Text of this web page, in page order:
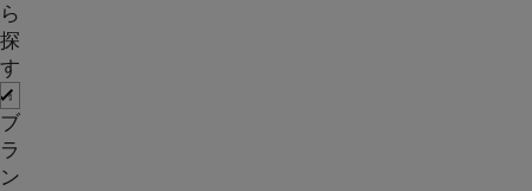
ら
探
す
ブ
ラ
ン